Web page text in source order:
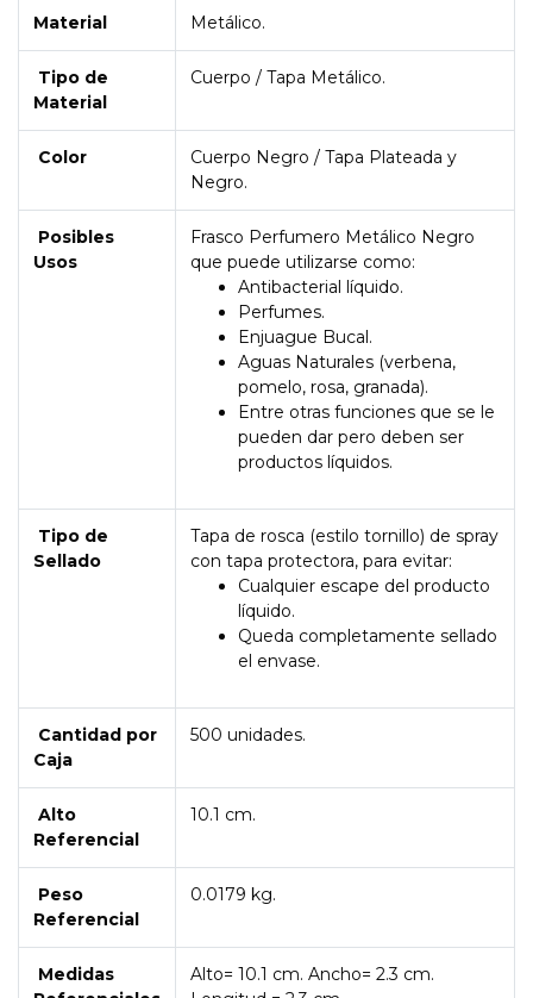
Material Metálico.
Tipo de
Material
Cuerpo / Tapa Metálico.
Color
Cuerpo Negro / Tapa Plateada y
Negro.
Posibles
Usos
Frasco Perfumero Metálico Negro
que puede utilizarse como:
Antibacterial líquido.
Perfumes.
Enjuague Bucal.
Aguas Naturales (verbena,
pomelo, rosa, granada).
Entre otras funciones que se le
pueden dar pero deben ser
productos líquidos.
Tipo de
Sellado
Tapa de rosca (estilo tornillo) de spray
con tapa protectora, para evitar:
Cualquier escape del producto
líquido.
Queda completamente sellado
el envase.
Cantidad por
Caja
500 unidades.
Alto
Referencial
10.1 cm.
Peso
Referencial
0.0179 kg.
Medidas
Alto= 10.1 cm. Ancho= 2.3 cm.